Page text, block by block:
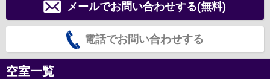
メールでお問い合わせする(無料)
電話でお問い合わせする
空室一覧